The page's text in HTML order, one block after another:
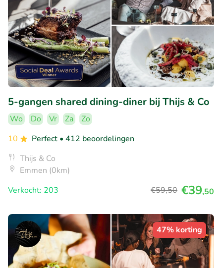
5-gangen shared dining-diner bij Thijs & Co
Wo Do Vr Za
Zo
10
Perfect • 412 beoordelingen
Thijs & Co
Emmen (0km)
Verkocht: 203
€59,50 €39,50
47% korting